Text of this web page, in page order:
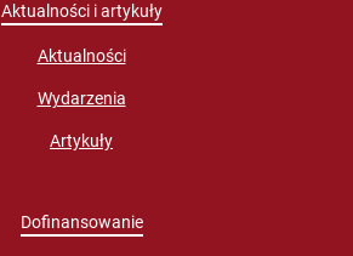
Aktualności i artykuły
Aktualności
Wydarzenia
Artykuły
Dofinansowanie